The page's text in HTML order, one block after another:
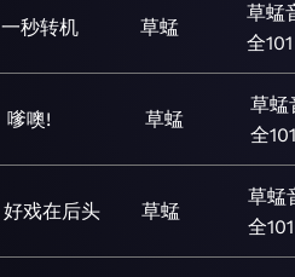
一秒转机 草蜢
草蜢
全101
嗲噢! 草蜢
草蜢
全101
好戏在后头 草蜢
草蜢
全101